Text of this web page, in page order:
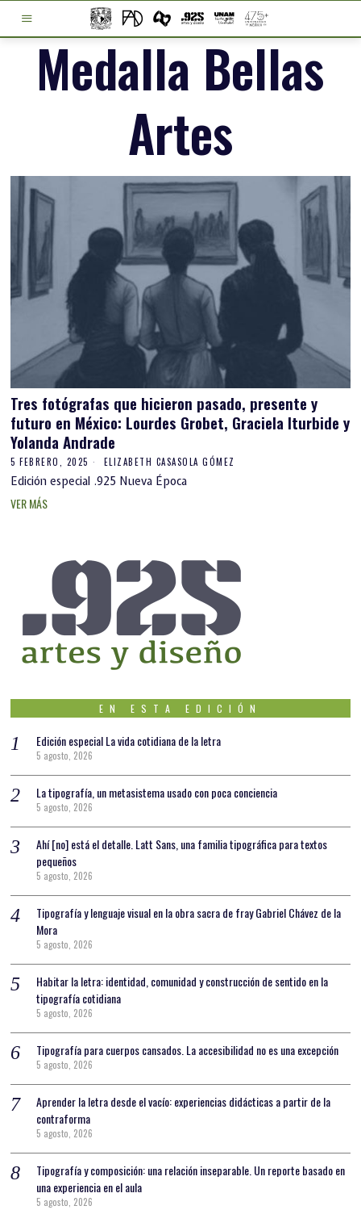
Medalla Bellas
Artes
Tres fotógrafas que hicieron pasado, presente y
futuro en México: Lourdes Grobet, Graciela Iturbide y
Yolanda Andrade
5 FEBRERO, 2025 ELIZABETH CASASOLA GÓMEZ
Edición especial .925 Nueva Época
VER MÁS
EN ESTA EDICIÓN
Edición especial La vida cotidiana de la letra
5 agosto, 2026
La tipografía, un metasistema usado con poca conciencia
5 agosto, 2026
Ahí [no] está el detalle. Latt Sans, una familia tipográfica para textos
pequeños
5 agosto, 2026
Tipografía y lenguaje visual en la obra sacra de fray Gabriel Chávez de la
Mora
5 agosto, 2026
Habitar la letra: identidad, comunidad y construcción de sentido en la
tipografía cotidiana
5 agosto, 2026
Tipografía para cuerpos cansados. La accesibilidad no es una excepción
5 agosto, 2026
Aprender la letra desde el vacío: experiencias didácticas a partir de la
contraforma
5 agosto, 2026
Tipografía y composición: una relación inseparable. Un reporte basado en
una experiencia en el aula
5 agosto, 2026